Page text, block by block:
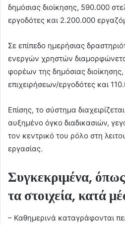
δημόσιας διοίκησης, 590.000
εργοδότες και 2.200.000
Σε επίπεδο ημερήσιας
ενεργών χρηστών
φορέων της δημόσιας
επιχειρήσεων/εργοδότες και
Επίσης, το σύστημα
αυξημένο όγκο διαδικασιών,
τον κεντρικό του ρόλο στη
εργασίας.
Συγκεκριμένα,
τα στοιχεία, κατά
– Καθημερινά καταγράφονται